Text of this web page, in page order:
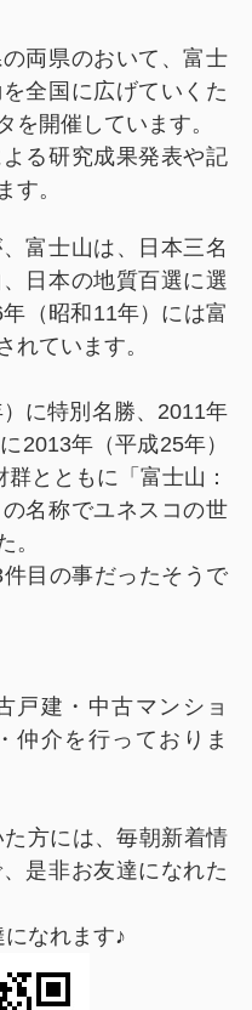
両県のおいて、富士
全国に広げていくた
を開催しています。
る研究成果発表や記
す。
富士山は、日本三名
日本の地質百選に選
（昭和11年）には富
れています。
に特別名勝、2011年
2013年（平成25年）
とともに「富士山：
名称でユネスコの世
。
目の事だったそうで
戸建・中古マンショ
仲介を行っておりま
方には、毎朝新着情
是非お友達になれた
なれます♪